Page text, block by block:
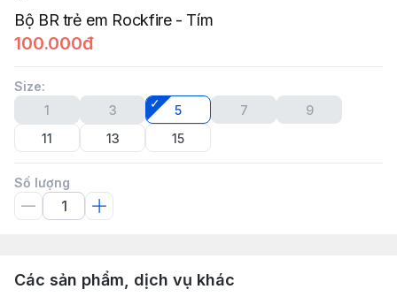
Bộ BR trẻ em Rockfire - Tím
100.000đ
Size:
1
3 5 7
9
11
13 15
Số lượng
Các sản phẩm, dịch vụ khác